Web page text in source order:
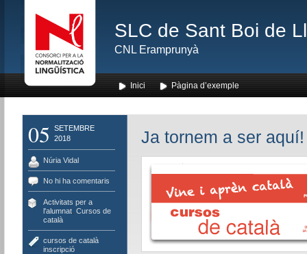
SLC de Sant Boi de
CNL Eramprunyà
Inici Pàgina d’exemple
05
SETEMBRE
2018
Núria Vidal
No hi ha comentaris
Activitats per a
l'alumnat, Cursos de
català
cursos de català
inscripció
Ja tornem a ser aquí!